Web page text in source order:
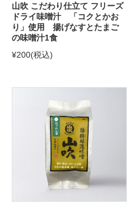
山吹 こだわり仕立て フリーズ
ドライ味噌汁 「コクとかお
り」使用 揚げなすとたまご
の味噌汁1食
¥200(税込)